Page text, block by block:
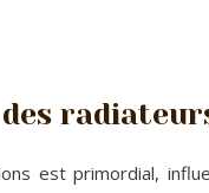
est primordial,